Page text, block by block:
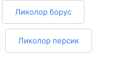
Ликолор борус
Ликолор персик